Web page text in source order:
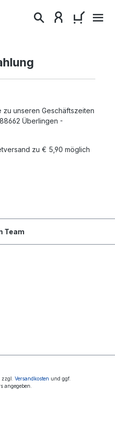
zu unseren Geschäftszeiten
Überlingen -
zu € 5,90 möglich
Team
zzgl. Versandkosten und ggf.
angegeben.